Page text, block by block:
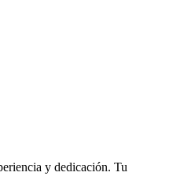
y dedicación. Tu